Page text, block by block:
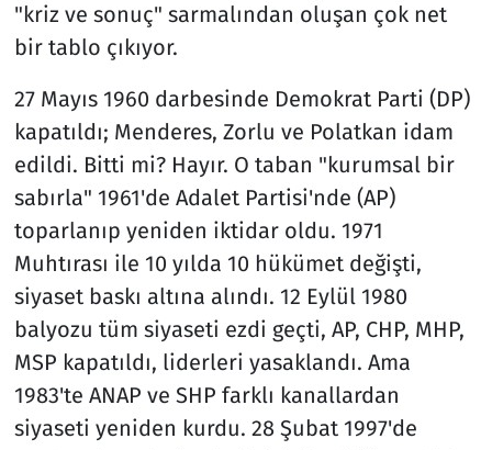
"kriz ve sonuç" sarmalından oluşan çok net
bir tablo çıkıyor.
27 Mayıs 1960 darbesinde Demokrat Parti (DP)
kapatıldı; Menderes, Zorlu ve Polatkan idam
edildi. Bitti mi? Hayır. O taban "kurumsal bir
sabırla" 1961'de Adalet Partisi'nde (AP)
toparlanıp yeniden iktidar oldu. 1971
Muhtırası ile 10 yılda 10 hükümet değişti,
siyaset baskı altına alındı. 12 Eylül 1980
balyozu tüm siyaseti ezdi geçti, AP, CHP, MHP,
MSP kapatıldı, liderleri yasaklandı. Ama
1983'te ANAP ve SHP farklı kanallardan
siyaseti yeniden kurdu. 28 Şubat 1997'de